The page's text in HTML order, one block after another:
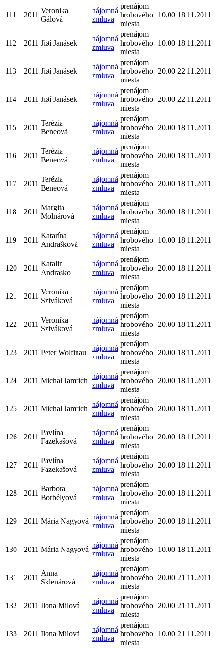
111 2011
Veronika
Gálová
nájomná
zmluva
prenájom
hrobového
miesta
10.00 18.11.2011
112 2011 Jiøí Janásek
nájomná
zmluva
prenájom
hrobového
miesta
10.00 18.11.2011
113 2011 Jiøí Janásek
nájomná
zmluva
prenájom
hrobového
miesta
20.00 22.11.2011
114 2011 Jiøí Janásek
nájomná
zmluva
prenájom
hrobového
miesta
20.00 22.11.2011
115 2011
Terézia
Beneová
nájomná
zmluva
prenájom
hrobového
miesta
20.00 18.11.2011
116 2011
Terézia
Beneová
nájomná
zmluva
prenájom
hrobového
miesta
20.00 18.11.2011
117 2011
Terézia
Beneová
nájomná
zmluva
prenájom
hrobového
miesta
20.00 18.11.2011
118 2011
Margita
Molnárová
nájomná
zmluva
prenájom
hrobového
miesta
30.00 18.11.2011
119 2011
Katarína
Andrašková
nájomná
zmluva
prenájom
hrobového
miesta
10.00 18.11.2011
120 2011
Katalin
Andrasko
nájomná
zmluva
prenájom
hrobového
miesta
20.00 18.11.2011
121 2011
Veronika
Sziváková
nájomná
zmluva
prenájom
hrobového
miesta
20.00 18.11.2011
122 2011
Veronika
Sziváková
nájomná
zmluva
prenájom
hrobového
miesta
20.00 18.11.2011
123 2011 Peter Wolfinau
nájomná
zmluva
prenájom
hrobového
miesta
20.00 18.11.2011
124 2011 Michal Jamrich
nájomná
zmluva
prenájom
hrobového
miesta
20.00 18.11.2011
125 2011 Michal Jamrich
nájomná
zmluva
prenájom
hrobového
miesta
20.00 18.11.2011
126 2011
Pavlína
Fazekašová
nájomná
zmluva
prenájom
hrobového
miesta
20.00 18.11.2011
127 2011
Pavlína
Fazekašová
nájomná
zmluva
prenájom
hrobového
miesta
20.00 18.11.2011
128 2011
Barbora
Borbélyová
nájomná
zmluva
prenájom
hrobového
miesta
20.00 18.11.2011
129 2011 Mária Nagyová
nájomná
zmluva
prenájom
hrobového
miesta
20.00 18.11.2011
130 2011 Mária Nagyová
nájomná
zmluva
prenájom
hrobového
miesta
10.00 18.11.2011
131 2011
Anna
Sklenárová
nájomná
zmluva
prenájom
hrobového
miesta
20.00 21.11.2011
132 2011 Ilona Milová
nájomná
zmluva
prenájom
hrobového
miesta
20.00 21.11.2011
133 2011 Ilona Milová
nájomná
zmluva
prenájom
hrobového
miesta
10.00 21.11.2011